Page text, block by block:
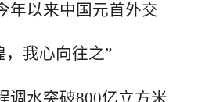
年以来中国元首外交
，我心向往之”
调水突破800亿立方米